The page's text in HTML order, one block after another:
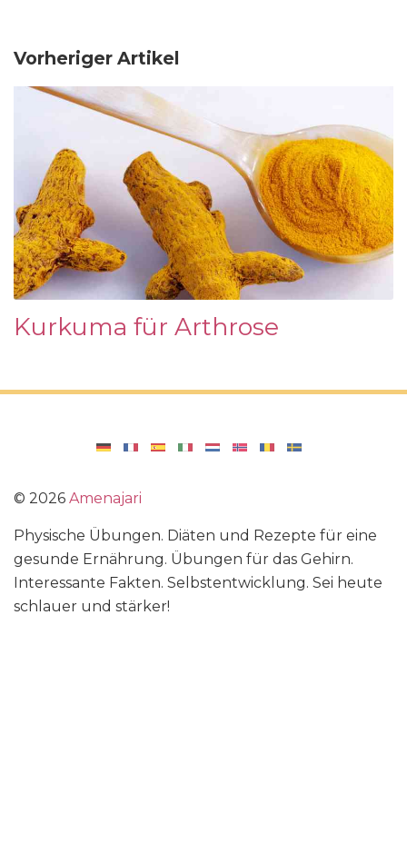
Vorheriger Artikel
Kurkuma für Arthrose
© 2026 Amenajari
Physische Übungen. Diäten und Rezepte für eine
gesunde Ernährung. Übungen für das Gehirn.
Interessante Fakten. Selbstentwicklung. Sei heute
schlauer und stärker!